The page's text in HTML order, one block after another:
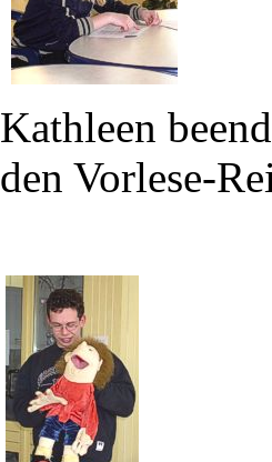
Kathleen
den Vorlese-